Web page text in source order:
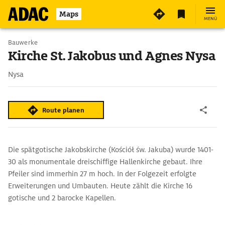
Maps MENÜ
Bauwerke
Kirche St. Jakobus und Agnes Nysa
Nysa
Route planen
Die spätgotische Jakobskirche (Kościół św. Jakuba) wurde 1401-
30 als monumentale dreischiffige Hallenkirche gebaut. Ihre
Pfeiler sind immerhin 27 m hoch. In der Folgezeit erfolgte
Erweiterungen und Umbauten. Heute zählt die Kirche 16
gotische und 2 barocke Kapellen.